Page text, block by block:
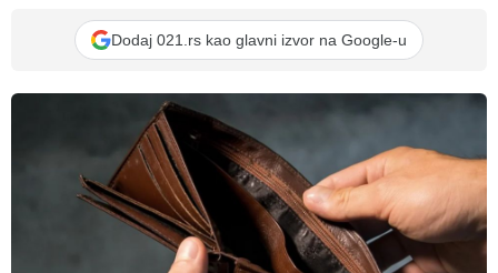
Dodaj 021.rs kao glavni izvor na Google-u